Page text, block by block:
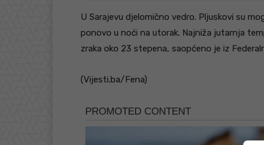
U Sarajevu djelomično vedro. Pljuskovi su
ponovo u noći na utorak. Najniža jutarnja
zraka oko 23 stepena, saopćeno je iz
(Vijesti.ba/Fena)